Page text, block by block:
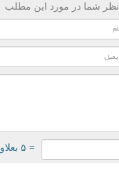
نظر شما در مورد این مطلب
= ۵ بعلاوه ۳